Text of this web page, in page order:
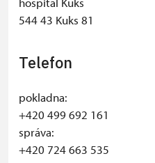
544 43 Kuks 81
Telefon
pokladna:
+420 499 692 161
správa:
+420 724 663 535